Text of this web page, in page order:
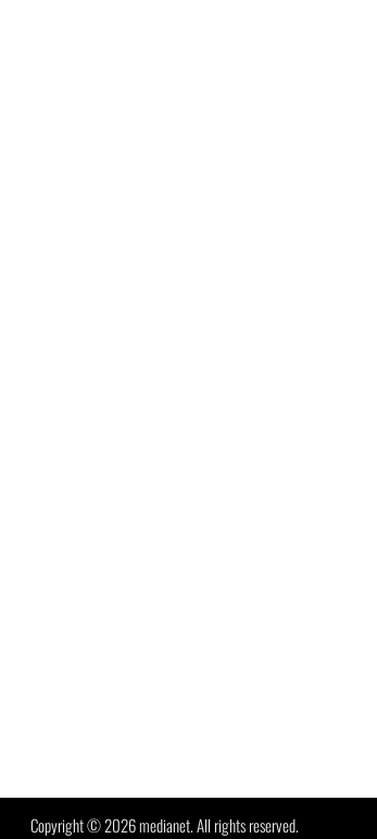
Copyright © 2026 medianet. All rights reserved.